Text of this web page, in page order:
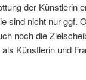
der Künstlerin
sind nicht nur ggf.
noch die
Künstlerin und